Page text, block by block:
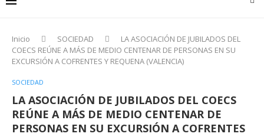
Inicio SOCIEDAD
LA ASOCIACIÓN DE JUBILADOS DEL
COECS REÚNE A MÁS DE MEDIO CENTENAR DE PERSONAS EN SU
EXCURSIÓN A COFRENTES Y REQUENA (VALENCIA)
SOCIEDAD
LA ASOCIACIÓN DE JUBILADOS DEL COECS
REÚNE A MÁS DE MEDIO CENTENAR DE
PERSONAS EN SU EXCURSIÓN A COFRENTES